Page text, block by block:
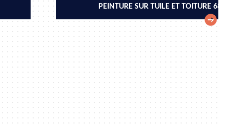
PEINTURE SUR TUILE ET TOITURE 68